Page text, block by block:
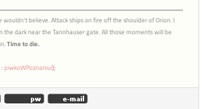
wouldn't believe. Attack ships on fire off the shoulder of Orion. I
the dark near the Tannhauser gate. All those moments will be
Time to die.
:piwkoWPoznaniu();